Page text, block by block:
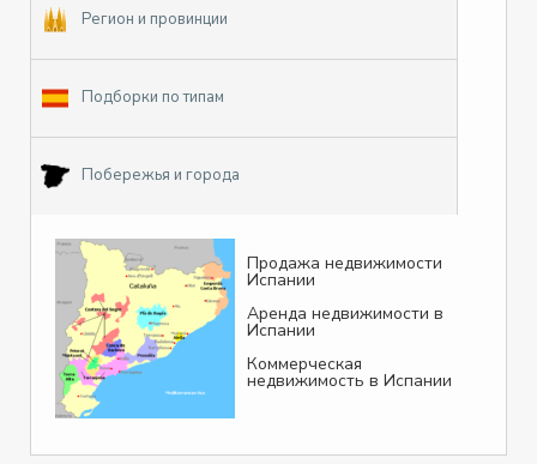
Регион и провинции
Подборки по типам
Побережья и города
Продажа недвижимости
Испании
Аренда недвижимости в
Испании
Коммерческая
недвижимость в Испании